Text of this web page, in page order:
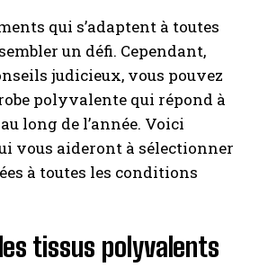
qui s’adaptent à toutes
un défi. Cependant,
judicieux, vous pouvez
polyvalente qui répond à
long de l’année. Voici
vous aideront à sélectionner
à toutes les conditions
tissus polyvalents